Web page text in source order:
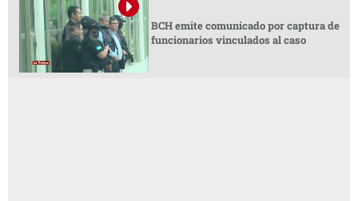
BCH emite comunicado por captura de
funcionarios vinculados al caso